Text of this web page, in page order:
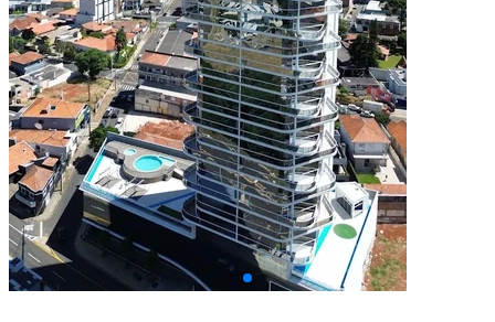
3Quartos
3Suítes
4Vagas
453,12Área Privativa (m²)
Conversar no WhatsApp
(42) 99141-3001| (42)99141-3001